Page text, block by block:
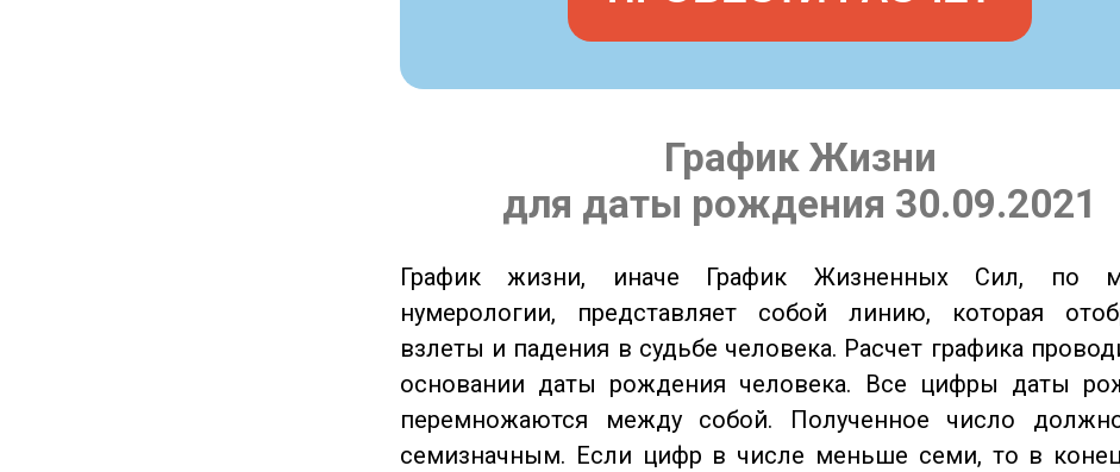
График Жизни
для даты рождения 30.09.2021
График жизни, иначе График Жизненных Сил, по
нумерологии, представляет собой линию, которая
взлеты и падения в судьбе человека. Расчет графика
основании даты рождения человека. Все цифры даты
перемножаются между собой. Полученное число
семизначным. Если цифр в числе меньше семи, то в